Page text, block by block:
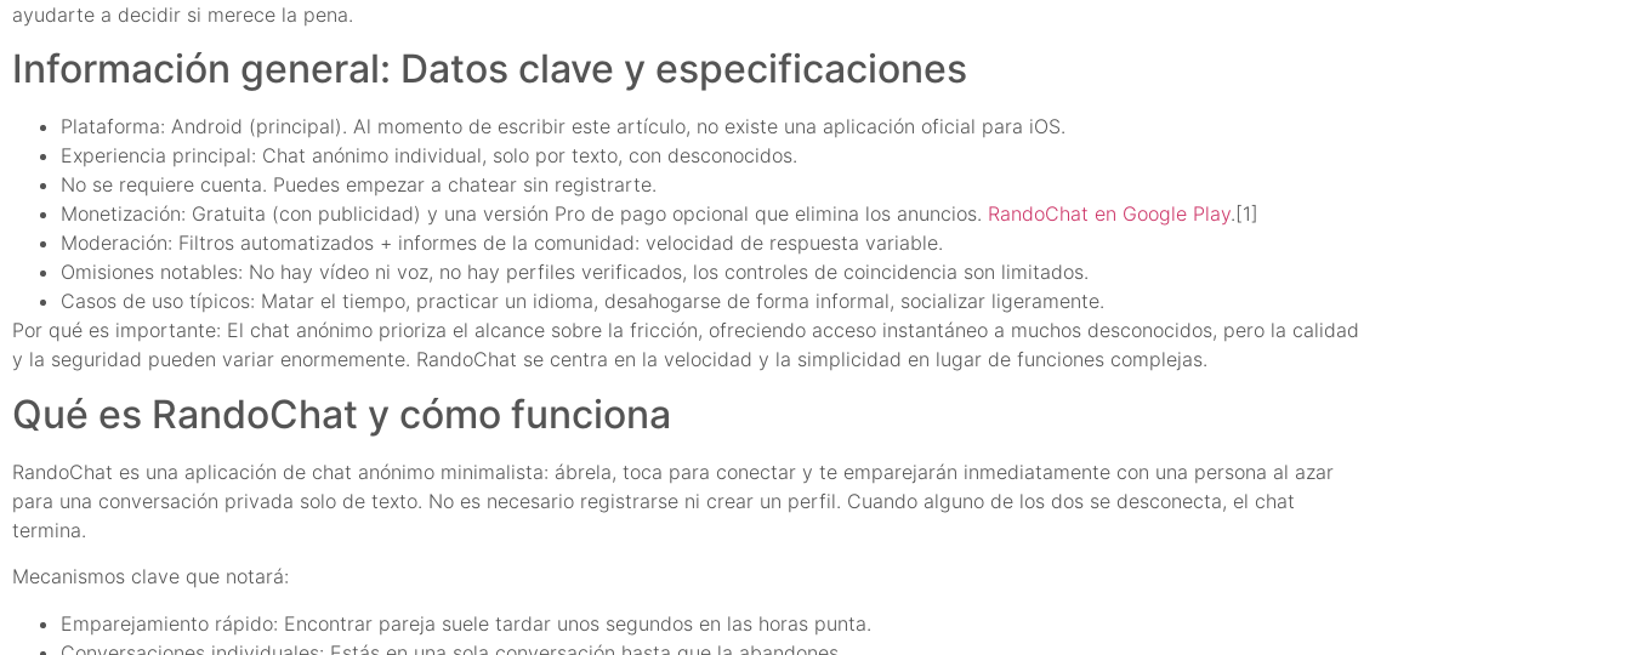
ayudarte a decidir si merece la pena.
Información general: Datos clave y especificaciones
Plataforma: Android (principal). Al momento de escribir este artículo, no existe una aplicación oficial para iOS.
Experiencia principal: Chat anónimo individual, solo por texto, con desconocidos.
No se requiere cuenta. Puedes empezar a chatear sin registrarte.
Monetización: Gratuita (con publicidad) y una versión Pro de pago opcional que elimina los anuncios. RandoChat en Google Play.[1]
Moderación: Filtros automatizados + informes de la comunidad: velocidad de respuesta variable.
Omisiones notables: No hay vídeo ni voz, no hay perfiles verificados, los controles de coincidencia son limitados.
Casos de uso típicos: Matar el tiempo, practicar un idioma, desahogarse de forma informal, socializar ligeramente.
Por qué es importante: El chat anónimo prioriza el alcance sobre la fricción, ofreciendo acceso instantáneo a muchos desconocidos, pero la calidad
y la seguridad pueden variar enormemente. RandoChat se centra en la velocidad y la simplicidad en lugar de funciones complejas.
Qué es RandoChat y cómo funciona
RandoChat es una aplicación de chat anónimo minimalista: ábrela, toca para conectar y te emparejarán inmediatamente con una persona al azar
para una conversación privada solo de texto. No es necesario registrarse ni crear un perfil. Cuando alguno de los dos se desconecta, el chat
termina.
Mecanismos clave que notará:
Emparejamiento rápido: Encontrar pareja suele tardar unos segundos en las horas punta.